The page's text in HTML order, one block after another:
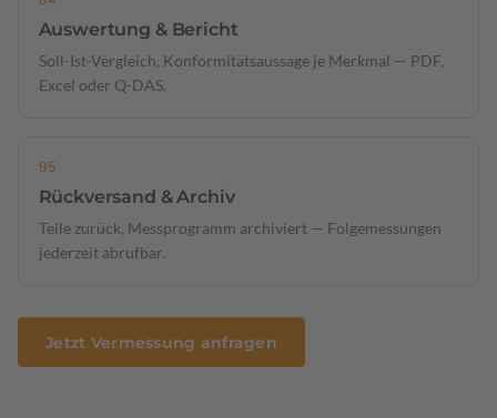
Auswertung & Bericht
Soll-Ist-Vergleich, Konformitätsaussage je Merkmal — PDF,
Excel oder Q-DAS.
Rückversand & Archiv
Teile zurück, Messprogramm archiviert — Folgemessungen
jederzeit abrufbar.
Jetzt Vermessung anfragen